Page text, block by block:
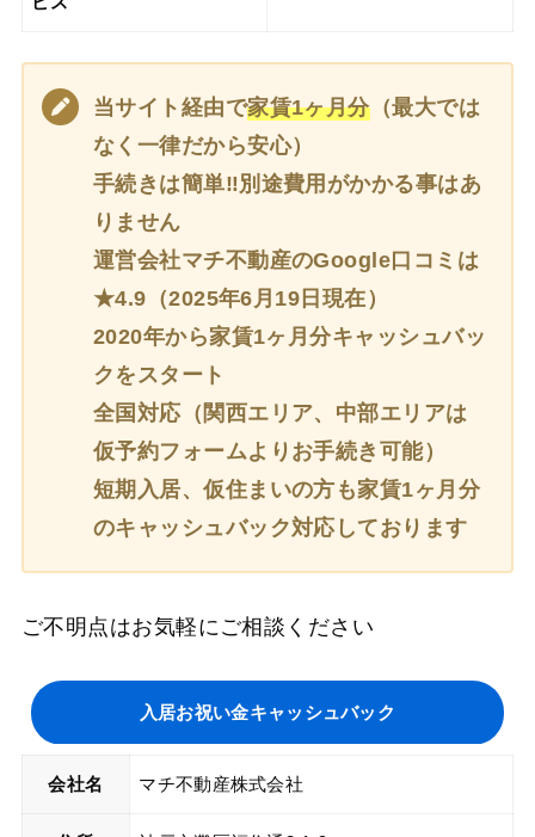
当サイト経由で家賃1ヶ月分（最大では
なく一律だから安心）
手続きは簡単‼別途費用がかかる事はあ
りません
運営会社マチ不動産のGoogle口コミは
★4.9（2025年6月19日現在）
2020年から家賃1ヶ月分キャッシュバッ
クをスタート
全国対応（関西エリア、中部エリアは
仮予約フォームよりお手続き可能）
短期入居、仮住まいの方も家賃1ヶ月分
のキャッシュバック対応しております
ご不明点はお気軽にご相談ください
入居お祝い金キャッシュバック
会社名 マチ不動産株式会社